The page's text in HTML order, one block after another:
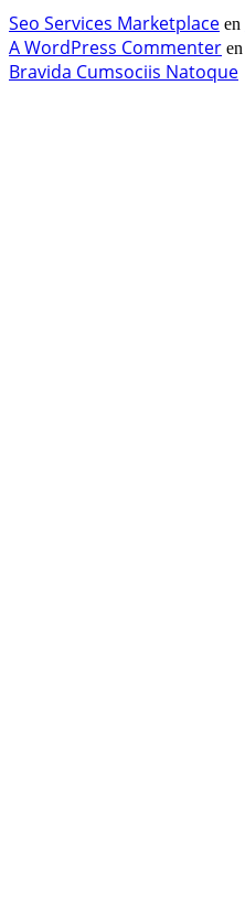
Seo Services Marketplace en
A WordPress Commenter en
Bravida Cumsociis Natoque